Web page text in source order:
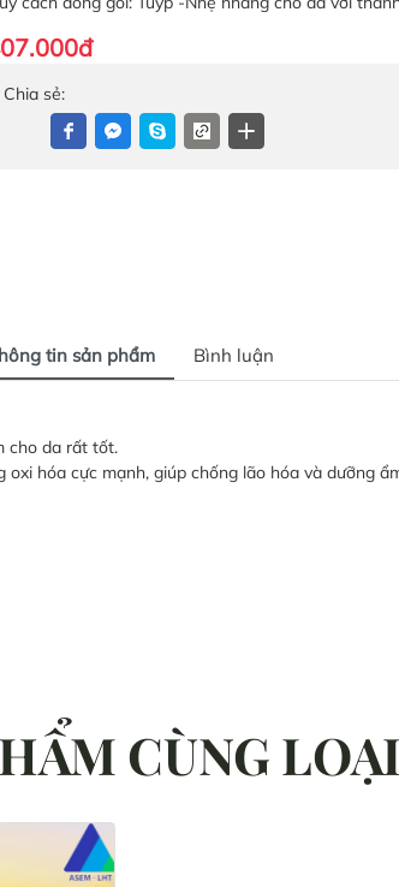
Chia sẻ:
tin sản phẩm Bình luận
cho da rất tốt.
hóa cực mạnh, giúp chống lão hóa và dưỡng
CÙNG